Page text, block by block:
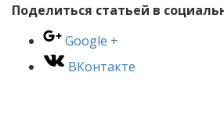
Поделиться статьей в
Google +
ВКонтакте